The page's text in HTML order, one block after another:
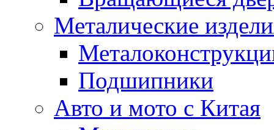
Металические
Подшипники
Авто и мото с Китая